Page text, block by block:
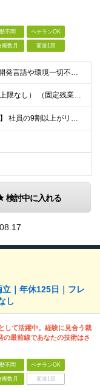
不問 ベテランOK
複数月 面接1回
■年収UP率150％ ■学歴/開発言語や環境一切不問 ■第二新卒・既卒歓迎 ■経験浅め・ブランクがある方もOK！ 【必須条件】 インフラエンジニアの実務経験1年以上の方 ★PM/PLへのキャリアU
【月給】 350,000円～（上限なし） （固定残業代20時間分16,600円～を含む） ∟経験やスキルにより、決定いたします。 ∟みなし残業代は、時間外労働の有無に関わらず支給します ∟20時間を超
【フルリモート案件多数】 社員の9割以上がリモートワークを導入！ 【勤務地】 自宅／本社オフィス／大阪支社／東京23区内のプロジェクト先への勤務 ・プロジェクト先は、居住地やご自身の希望等を考慮の上
検討中に入れる
｜年休125日｜フレ
し
して活躍中。経験に見合う裁
の最前線であなたの技術はさ
不問 ベテランOK
複数月 面接1回